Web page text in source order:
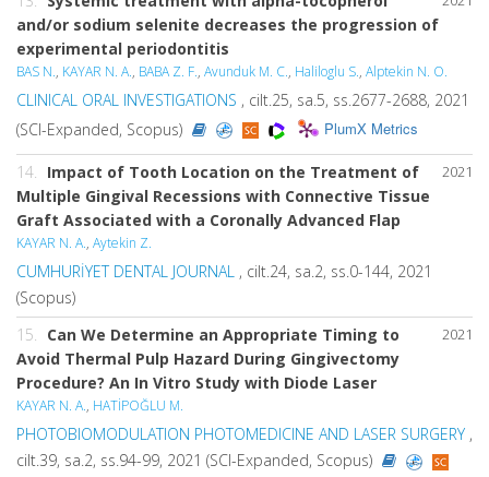
and/or sodium selenite decreases the progression of
experimental periodontitis
BAS N., KAYAR N. A., BABA Z. F., Avunduk M. C., Haliloglu S., Alptekin N. O.
CLINICAL ORAL INVESTIGATIONS , cilt.25, sa.5, ss.2677-2688, 2021
(SCI-Expanded, Scopus)
PlumX Metrics
2021
14. Impact of Tooth Location on the Treatment of
Multiple Gingival Recessions with Connective Tissue
Graft Associated with a Coronally Advanced Flap
KAYAR N. A., Aytekin Z.
CUMHURİYET DENTAL JOURNAL , cilt.24, sa.2, ss.0-144, 2021
(Scopus)
2021
15. Can We Determine an Appropriate Timing to
Avoid Thermal Pulp Hazard During Gingivectomy
Procedure? An In Vitro Study with Diode Laser
KAYAR N. A., HATİPOĞLU M.
PHOTOBIOMODULATION PHOTOMEDICINE AND LASER SURGERY ,
cilt.39, sa.2, ss.94-99, 2021 (SCI-Expanded, Scopus)